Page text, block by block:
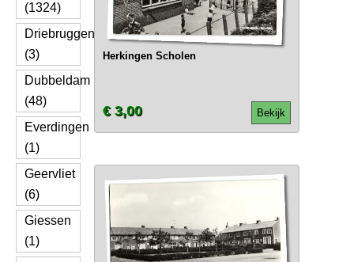
(1324)
Driebruggen
(3)
Dubbeldam
(48)
Everdingen
(1)
Geervliet
(6)
Giessen
(1)
Herkingen Scholen
Bekijk
€ 3,00